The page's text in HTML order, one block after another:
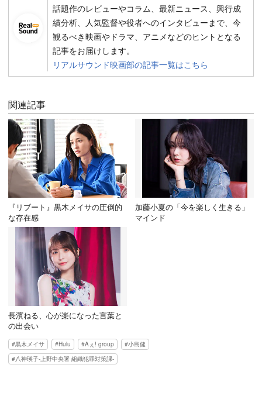
話題作のレビューやコラム、最新ニュース、興行成
績分析、人気監督や役者へのインタビューまで、今
観るべき映画やドラマ、アニメなどのヒントとなる
記事をお届けします。
リアルサウンド映画部の記事一覧はこちら
関連記事
『リブート』黒木メイサの圧倒的
な存在感
加藤小夏の「今を楽しく生きる」
マインド
長濱ねる、心が楽になった言葉と
の出会い
黒木メイサ Hulu Aぇ! group
小島健
八神瑛子-上野中央署 組織犯罪対策課-